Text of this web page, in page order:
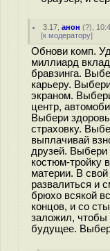
3.17 ,анон (?),
[к модератору]
Обнови комп.
миллиард
бравзинга.
карьеру.
экраном.
центр,
Выбери
страховку.
выплачивай
друзей.
костюм-тройку
материи. В
развалиться и
брюхо всякой
концов, и со
заложил,
будущее.